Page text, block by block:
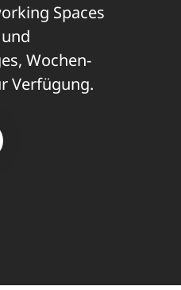
Spaces
Wochen-
Verfügung.